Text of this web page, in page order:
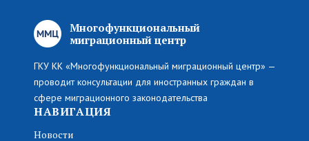
Многофункциональный
миграционный центр
ГКУ КК «Многофункциональный миграционный центр» —
проводит консультации для иностранных граждан в
сфере миграционного законодательства
НАВИГАЦИЯ
Новости